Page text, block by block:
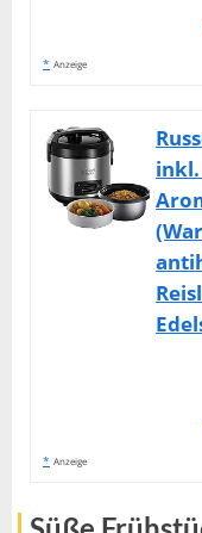
* Anzeige
* Anzeige